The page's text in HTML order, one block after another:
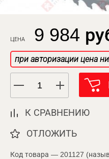
ЦЕНА 9 984
при авторизации цена
К СРАВНЕНИЮ
ОТЛОЖИТЬ
Код товара — 201127